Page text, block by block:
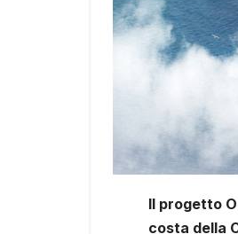
Il progetto
costa della